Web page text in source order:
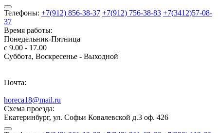
Телефоны: +7(912) 856-38-37 +7(912) 756-38-83 +7(3412)57-08-
37
Время работы:
Понедельник-Пятница
с 9.00 - 17.00
Суббота, Воскресенье - Выходной
Почта:
horeca18@mail.ru
Схема проезда:
Екатеринбург, ул. Софьи Ковалевской д.3 оф. 426